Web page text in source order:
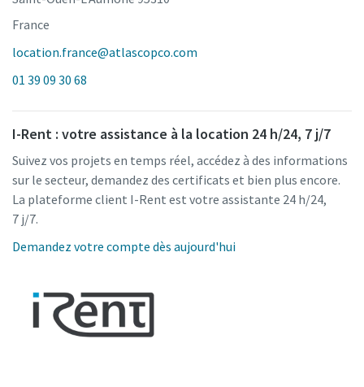
France
location.france@atlascopco.com
01 39 09 30 68
I-Rent : votre assistance à la location 24 h/24, 7 j/7
Suivez vos projets en temps réel, accédez à des informations
sur le secteur, demandez des certificats et bien plus encore.
La plateforme client I-Rent est votre assistante 24 h/24,
7 j/7.
Demandez votre compte dès aujourd'hui